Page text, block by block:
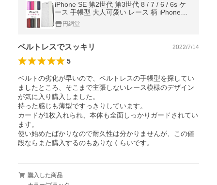
iPhone SE 第2世代 第3世代 8 / 7 / 6 / 6s ケ
ース 手帳型 大人可愛い レース 柄 iPhoneSE
アイフォンSE アイフォン アイホンSE カバ
ー かわいい おしゃれ
円網堂
ベルトレスでスッキリ 2022/7/14
5
ベルトの劣化が早いので、ベルトレスの手帳型を探してい
ましたところ、そこまで主張しないレース模様のデザイン
が気に入り購入しました。
持った感じも薄型ですっきりしています。
カードが1枚入れられ、本体も全面しっかりガードされてい
ます。
使い始めたばかりなので耐久性は分かりませんが、この値
段ならまた購入するのもありなくらいです。
購入した商品